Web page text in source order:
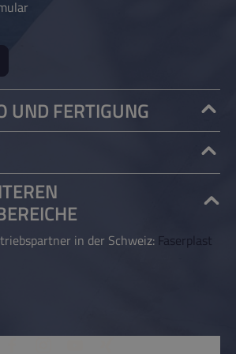
UND FERTIGUNG
in der Schweiz: Faserplast